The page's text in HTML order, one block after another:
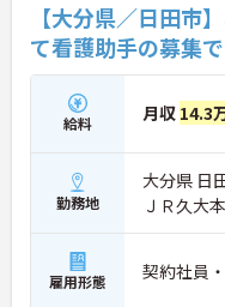
【大分県／日田
て看護助手の募集
給料 月収 14.3
勤務地
大分県 日
ＪＲ久大
雇用形態 契約社員